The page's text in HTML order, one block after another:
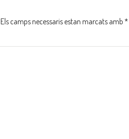
Els camps necessaris estan marcats amb *